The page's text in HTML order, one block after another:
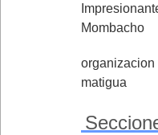
Mombacho
organizacion
matigua